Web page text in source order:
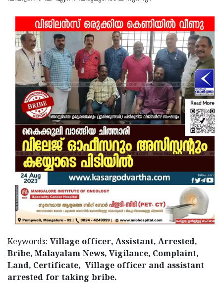
Keywords: Village officer, Assistant, Arrested,
Bribe, Malayalam News, Vigilance, Complaint,
Land, Certificate, Village officer and assistant
arrested for taking bribe.